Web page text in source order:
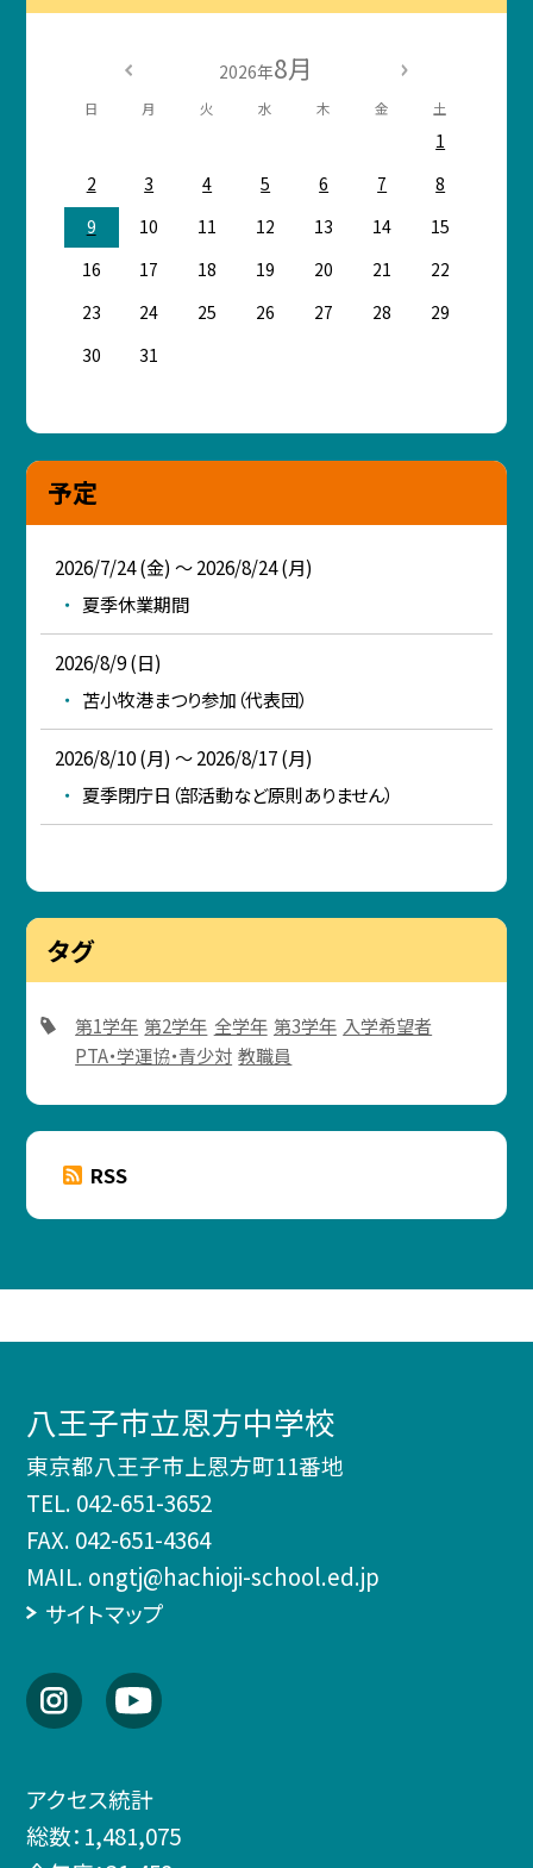
2026年8月
日 月 火 水 木 金 土
1
2
3 4 5 6 7
8
9
10 11 12 13 14
15
16
17 18 19 20 21
22
23
24 25 26 27 28
29
30
31
予定
2026/7/24 (金) ～ 2026/8/24 (月)
夏季休業期間
2026/8/9 (日)
苫小牧港まつり参加（代表団）
2026/8/10 (月) ～ 2026/8/17 (月)
夏季閉庁日（部活動など原則ありません）
タグ
第1学年 第2学年 全学年 第3学年 入学希望者
PTA・学運協・青少対 教職員
RSS
八王子市立恩方中学校
東京都八王子市上恩方町11番地
TEL. 042-651-3652
FAX. 042-651-4364
MAIL. ongtj@hachioji-school.ed.jp
サイトマップ
アクセス統計
総数： 1,481,075